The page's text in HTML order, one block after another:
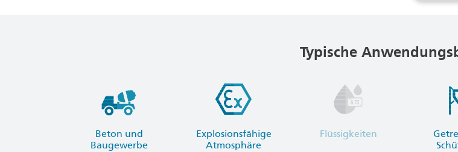
Typische
Beton und
Baugewerbe
Explosionsfähige
Atmosphäre
Flüssigkeiten